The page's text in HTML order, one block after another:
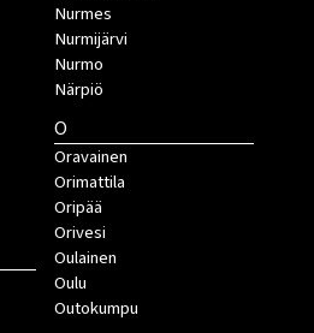
Nurmes
Nurmijärvi
Nurmo
Närpiö
O
Oravainen
Orimattila
Oripää
Orivesi
Oulainen
Oulu
Outokumpu